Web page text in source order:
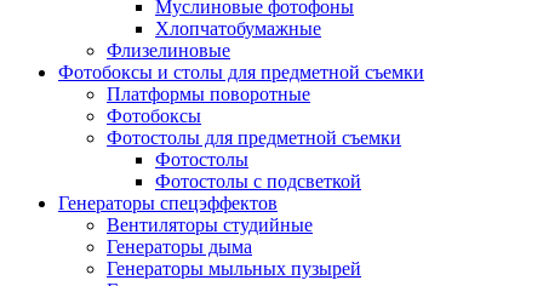
Муслиновые фотофоны
Хлопчатобумажные
Флизелиновые
Фотобоксы и столы для предметной съемки
Платформы поворотные
Фотобоксы
Фотостолы для предметной съемки
Фотостолы
Фотостолы с подсветкой
Генераторы спецэффектов
Вентиляторы студийные
Генераторы дыма
Генераторы мыльных пузырей